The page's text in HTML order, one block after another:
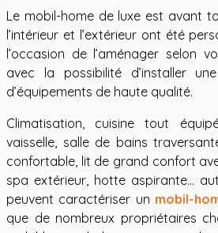
Le mobil-home de luxe est avant
l’intérieur et l’extérieur ont été
l’occasion de l’aménager selon
avec la possibilité d’installer
d’équipements de haute qualité.
Climatisation, cuisine tout
vaisselle, salle de bains
confortable, lit de grand confort
spa extérieur, hotte aspirante…
peuvent caractériser un mobil-
que de nombreux propriétaires